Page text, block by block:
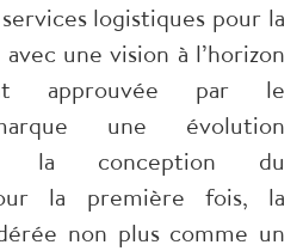
logistiques pour la
une vision à l’horizon
approuvée par le
une évolution
la conception du
la première fois, la
non plus comme un